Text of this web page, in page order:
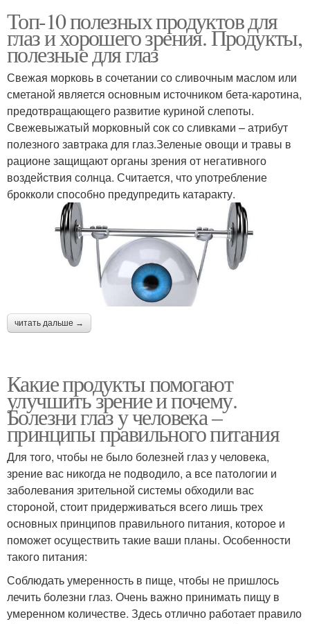
Топ-10 полезных продуктов для
глаз и хорошего зрения. Продукты,
полезные для глаз
Свежая морковь в сочетании со сливочным маслом или
сметаной является основным источником бета-каротина,
предотвращающего развитие куриной слепоты.
Свежевыжатый морковный сок со сливками – атрибут
полезного завтрака для глаз.Зеленые овощи и травы в
рационе защищают органы зрения от негативного
воздействия солнца. Считается, что употребление
брокколи способно предупредить катаракту.
читать дальше →
Какие продукты помогают
улучшить зрение и почему.
Болезни глаз у человека –
принципы правильного питания
Для того, чтобы не было болезней глаз у человека,
зрение вас никогда не подводило, а все патологии и
заболевания зрительной системы обходили вас
стороной, стоит придерживаться всего лишь трех
основных принципов правильного питания, которое и
поможет осуществить такие ваши планы. Особенности
такого питания:
Соблюдать умеренность в пище, чтобы не пришлось
лечить болезни глаз. Очень важно принимать пищу в
умеренном количестве. Здесь отлично работает правило